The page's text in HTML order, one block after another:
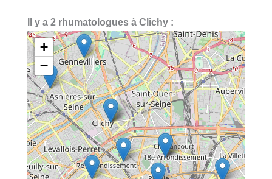
Il y a 2 rhumatologues à Clichy :
+
−